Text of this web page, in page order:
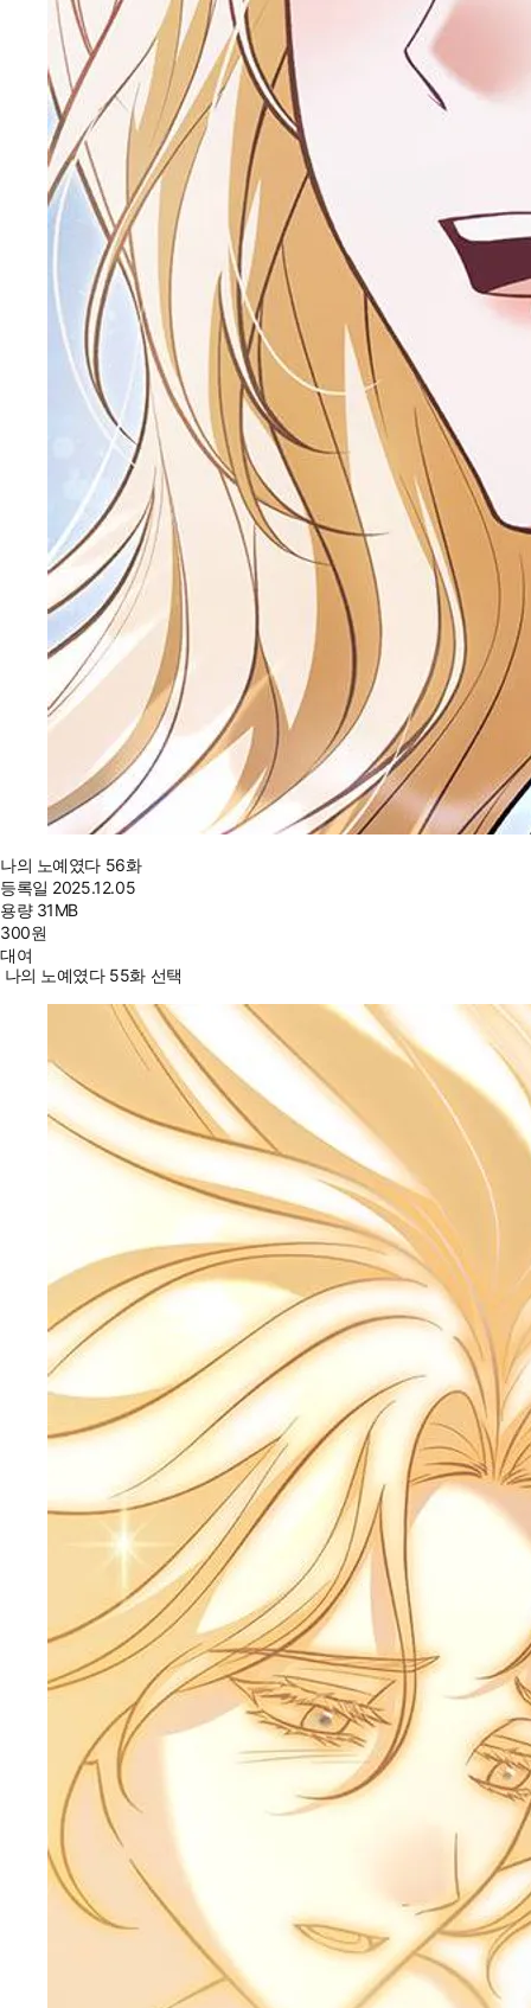
나의 노예였다 56화
등록일 2025.12.05
용량 31MB
300원
대여
나의 노예였다 55화 선택